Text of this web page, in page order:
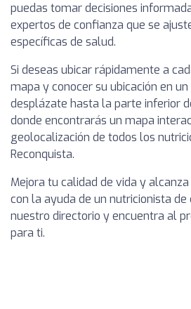
puedas tomar decisiones
expertos de confianza que se
específicas de salud.
Si deseas ubicar rápidamente a
mapa y conocer su ubicación en
desplázate hasta la parte inferior
donde encontrarás un mapa
geolocalización de todos los
Reconquista.
Mejora tu calidad de vida y
con la ayuda de un nutricionista de
nuestro directorio y encuentra al
para ti.